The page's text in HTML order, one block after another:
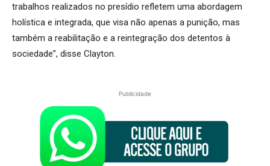
trabalhos realizados no presídio refletem uma abordagem
holística e integrada, que visa não apenas a punição, mas
também a reabilitação e a reintegração dos detentos à
sociedade”, disse Clayton.
Publicidade